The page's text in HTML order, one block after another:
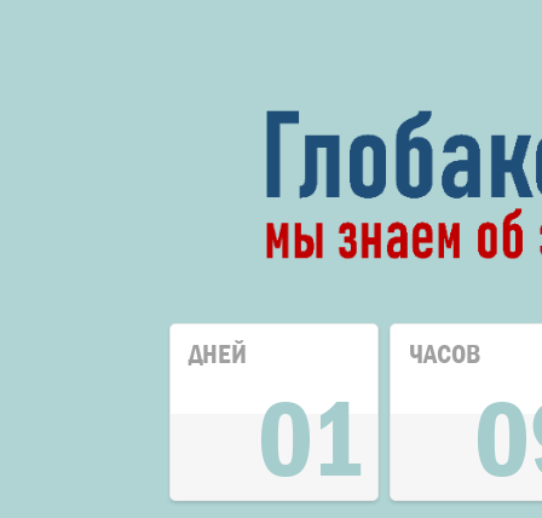
ДНЕЙ
01
ЧАСОВ